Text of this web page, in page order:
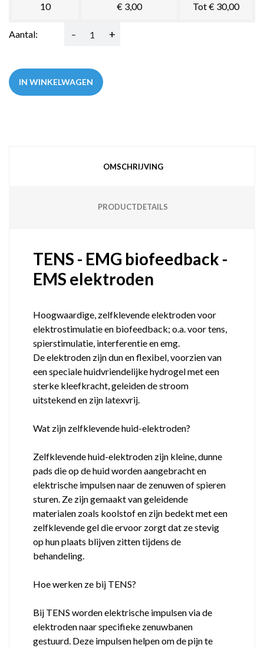
10 € 3,00 Tot € 30,00
Aantal: - +
IN WINKELWAGEN
OMSCHRIJVING
PRODUCTDETAILS
TENS - EMG biofeedback -
EMS elektroden
Hoogwaardige, zelfklevende elektroden voor
elektrostimulatie en biofeedback; o.a. voor tens,
spierstimulatie, interferentie en emg.
De elektroden zijn dun en flexibel, voorzien van
een speciale huidvriendelijke hydrogel met een
sterke kleefkracht, geleiden de stroom
uitstekend en zijn latexvrij.
Wat zijn zelfklevende huid-elektroden?
Zelfklevende huid-elektroden zijn kleine, dunne
pads die op de huid worden aangebracht en
elektrische impulsen naar de zenuwen of spieren
sturen. Ze zijn gemaakt van geleidende
materialen zoals koolstof en zijn bedekt met een
zelfklevende gel die ervoor zorgt dat ze stevig
op hun plaats blijven zitten tijdens de
behandeling.
Hoe werken ze bij TENS?
Bij TENS worden elektrische impulsen via de
elektroden naar specifieke zenuwbanen
gestuurd. Deze impulsen helpen om de pijn te